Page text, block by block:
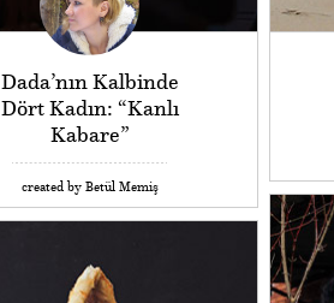
Dada’nın Kalbinde
Dört Kadın: “Kanlı
Kabare”
created by Betül Memiş